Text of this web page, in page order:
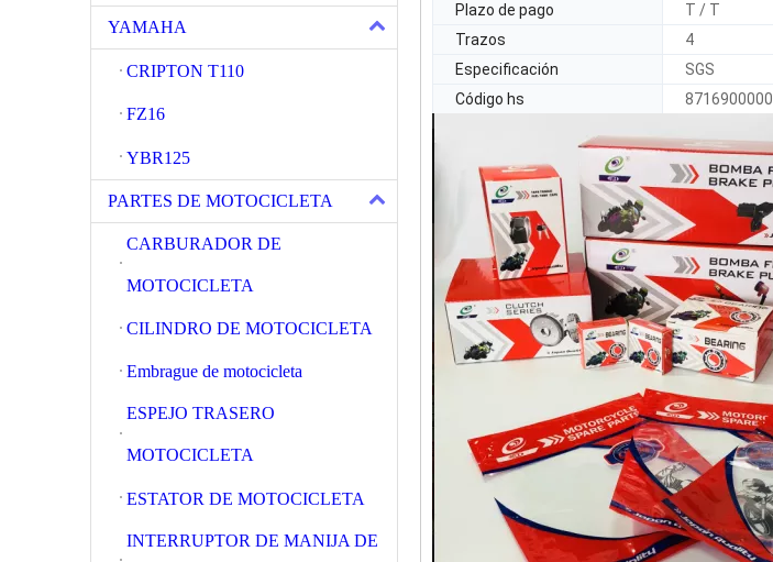
YAMAHA
CRIPTON T110
FZ16
YBR125
PARTES DE MOTOCICLETA
CARBURADOR DE
MOTOCICLETA
CILINDRO DE MOTOCICLETA
Embrague de motocicleta
ESPEJO TRASERO
MOTOCICLETA
ESTATOR DE MOTOCICLETA
INTERRUPTOR DE MANIJA DE
Plazo de pago
T / T
Trazos
4
Especificación
SGS
Código hs
8716900000